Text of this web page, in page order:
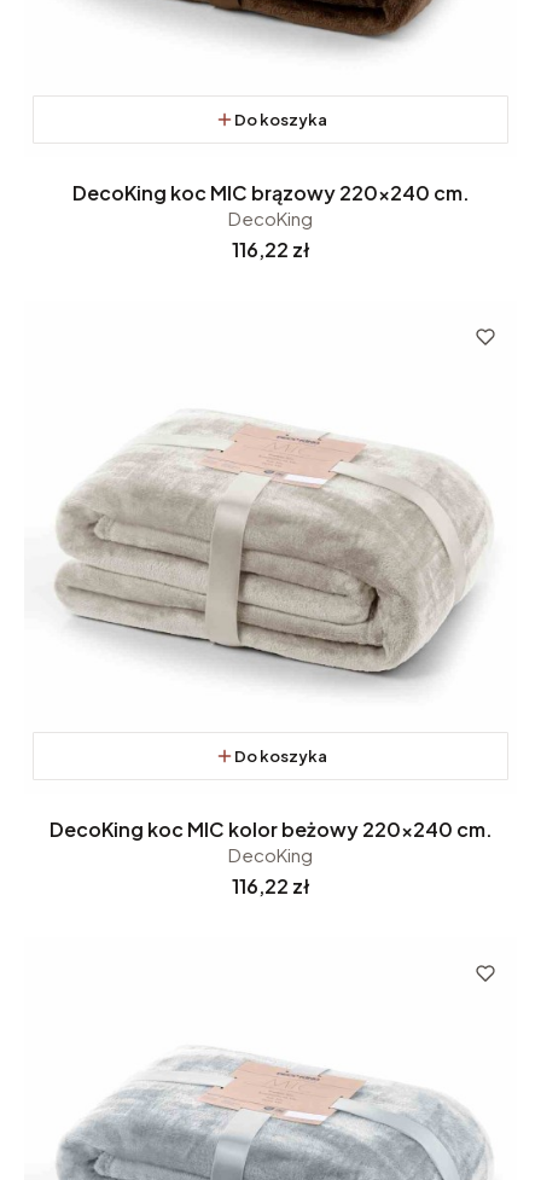
Do koszyka
DecoKing koc MIC brązowy 220x240 cm.
DecoKing
Cena
116,22 zł
Do koszyka
DecoKing koc MIC kolor beżowy 220x240 cm.
DecoKing
Cena
116,22 zł